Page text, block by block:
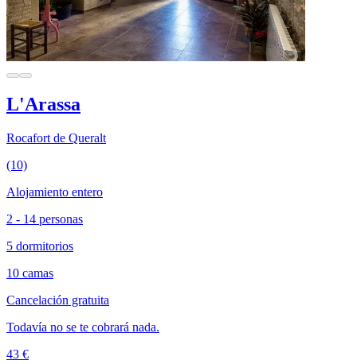
L'Arassa
Rocafort de Queralt
(10)
Alojamiento entero
2 - 14 personas
5 dormitorios
10 camas
Cancelación gratuita
Todavía no se te cobrará nada.
43 €